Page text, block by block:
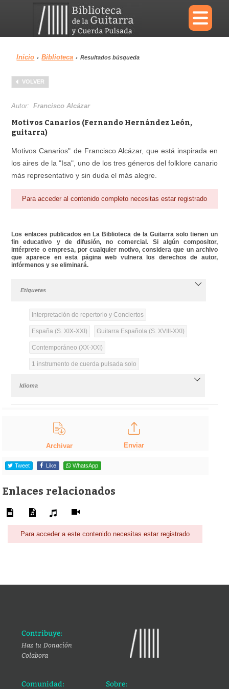
×
Menu
Biblioteca
Reproductor
Inicio › Biblioteca › Resultados búsqueda
VOLVER
Autor:Francisco Alcázar
Motivos Canarios (Fernando Hernández León,
guitarra)
Motivos Canarios" de Francisco Alcázar, que está inspirada en
los aires de la "Isa", uno de los tres géneros del folklore canario
más representativo y sin duda el más alegre.
Para acceder al contenido completo necesitas estar registrado
Los enlaces publicados en La Biblioteca de la Guitarra solo tienen un
fin educativo y de difusión, no comercial. Si algún compositor,
intérprete o empresa, por cualquier motivo, considera que un archivo
que aparece en esta página web vulnera los derechos de autor,
infórmenos y se eliminará.
Etiquetas
Interpretación de repertorio y Conciertos
España (S. XIX-XXI) Guitarra Española (S. XVIII-XXI)
Contemporáneo (XX-XXI)
1 instrumento de cuerda pulsada solo
Idioma
Archivar Enviar
Tweet Like WhatsApp
Enlaces relacionados
Para acceder a este contenido necesitas estar registrado
Contribuye:
Haz tu Donación
Colabora
Comunidad: Sobre: